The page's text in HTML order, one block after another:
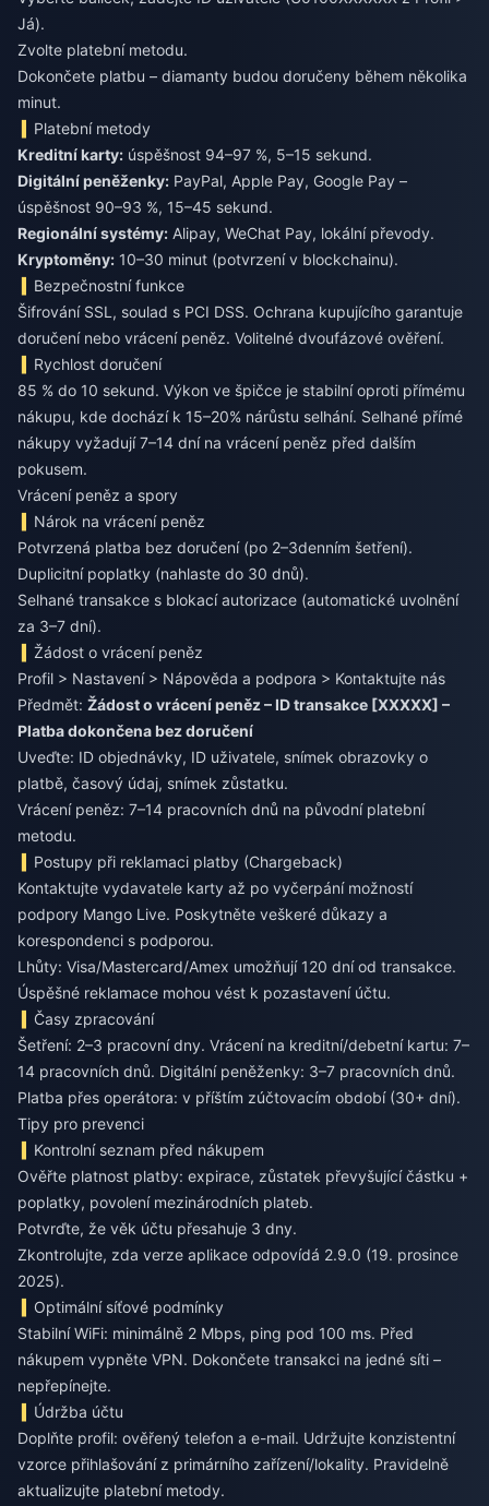
Já).
Zvolte platební metodu.
Dokončete platbu – diamanty budou doručeny během několika
minut.
Platební metody
Kreditní karty: úspěšnost 94–97 %, 5–15 sekund.
Digitální peněženky: PayPal, Apple Pay, Google Pay –
úspěšnost 90–93 %, 15–45 sekund.
Regionální systémy: Alipay, WeChat Pay, lokální převody.
Kryptoměny: 10–30 minut (potvrzení v blockchainu).
Bezpečnostní funkce
Šifrování SSL, soulad s PCI DSS. Ochrana kupujícího garantuje
doručení nebo vrácení peněz. Volitelné dvoufázové ověření.
Rychlost doručení
85 % do 10 sekund. Výkon ve špičce je stabilní oproti přímému
nákupu, kde dochází k 15–20% nárůstu selhání. Selhané přímé
nákupy vyžadují 7–14 dní na vrácení peněz před dalším
pokusem.
Vrácení peněz a spory
Nárok na vrácení peněz
Potvrzená platba bez doručení (po 2–3denním šetření).
Duplicitní poplatky (nahlaste do 30 dnů).
Selhané transakce s blokací autorizace (automatické uvolnění
za 3–7 dní).
Žádost o vrácení peněz
Profil > Nastavení > Nápověda a podpora > Kontaktujte nás
Předmět: Žádost o vrácení peněz – ID transakce [XXXXX] –
Platba dokončena bez doručení
Uveďte: ID objednávky, ID uživatele, snímek obrazovky o
platbě, časový údaj, snímek zůstatku.
Vrácení peněz: 7–14 pracovních dnů na původní platební
metodu.
Postupy při reklamaci platby (Chargeback)
Kontaktujte vydavatele karty až po vyčerpání možností
podpory Mango Live. Poskytněte veškeré důkazy a
korespondenci s podporou.
Lhůty: Visa/Mastercard/Amex umožňují 120 dní od transakce.
Úspěšné reklamace mohou vést k pozastavení účtu.
Časy zpracování
Šetření: 2–3 pracovní dny. Vrácení na kreditní/debetní kartu: 7–
14 pracovních dnů. Digitální peněženky: 3–7 pracovních dnů.
Platba přes operátora: v příštím zúčtovacím období (30+ dní).
Tipy pro prevenci
Kontrolní seznam před nákupem
Ověřte platnost platby: expirace, zůstatek převyšující částku +
poplatky, povolení mezinárodních plateb.
Potvrďte, že věk účtu přesahuje 3 dny.
Zkontrolujte, zda verze aplikace odpovídá 2.9.0 (19. prosince
2025).
Optimální síťové podmínky
Stabilní WiFi: minimálně 2 Mbps, ping pod 100 ms. Před
nákupem vypněte VPN. Dokončete transakci na jedné síti –
nepřepínejte.
Údržba účtu
Doplňte profil: ověřený telefon a e-mail. Udržujte konzistentní
vzorce přihlašování z primárního zařízení/lokality. Pravidelně
aktualizujte platební metody.